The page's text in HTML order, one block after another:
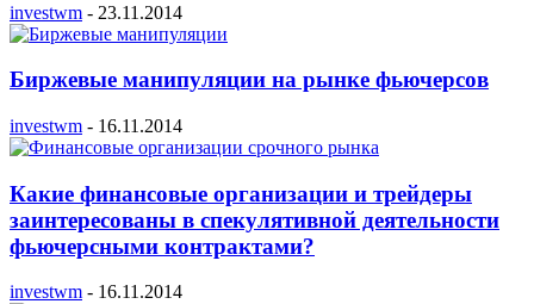
investwm - 23.11.2014
Биржевые манипуляции на рынке фьючерсов
investwm - 16.11.2014
Какие финансовые организации и трейдеры
заинтересованы в спекулятивной деятельности
фьючерсными контрактами?
investwm - 16.11.2014